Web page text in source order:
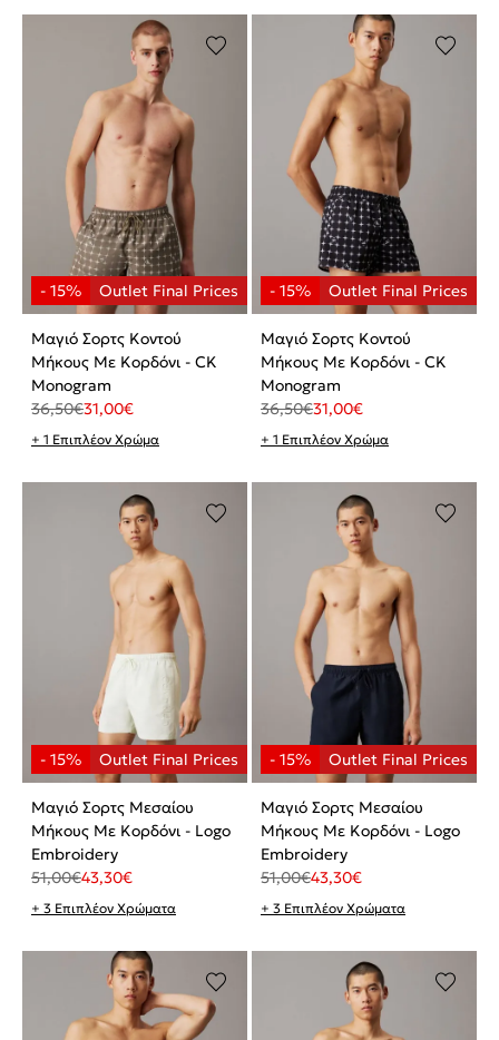
Μαγιό Σορτς Κοντού
Μήκους Με Κορδόνι - CK
Monogram
36,50€31,00€
+ 1 Επιπλέον Χρώμα
Μαγιό Σορτς Κοντού
Μήκους Με Κορδόνι - CK
Monogram
36,50€31,00€
+ 1 Επιπλέον Χρώμα
Μαγιό Σορτς Μεσαίου
Μήκους Με Κορδόνι - Logo
Embroidery
51,00€43,30€
+ 3 Επιπλέον Χρώματα
Μαγιό Σορτς Μεσαίου
Μήκους Με Κορδόνι - Logo
Embroidery
51,00€43,30€
+ 3 Επιπλέον Χρώματα